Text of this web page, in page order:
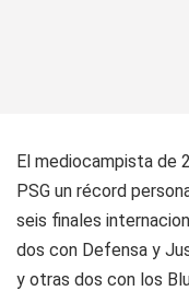
El mediocampista de
PSG un récord
seis finales
dos con Defensa y
y otras dos con los